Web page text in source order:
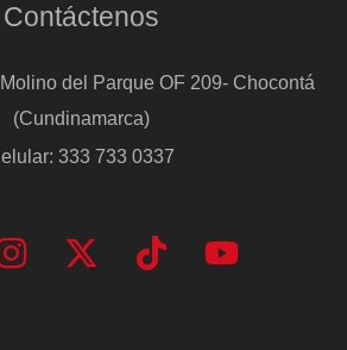
Contáctenos
del Parque OF 209- Chocontá
(Cundinamarca)
333 733 0337